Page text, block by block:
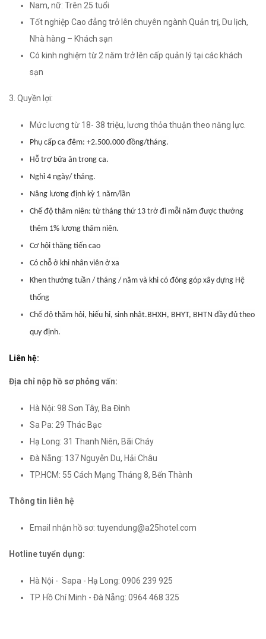
Nam, nữ: Trên 25 tuổi
Tốt nghiệp Cao đẳng trở lên chuyên ngành Quản trị, Du lịch,
Nhà hàng – Khách sạn
Có kinh nghiệm từ 2 năm trở lên cấp quản lý tại các khách
sạn
3. Quyền lợi:
Mức lương từ 18- 38 triệu, lương thỏa thuận theo năng lực.
Phụ cấp ca đêm: +2.500.000 đồng/tháng.
Hỗ trợ bữa ăn trong ca.
Nghỉ 4 ngày/ tháng.
Nâng lương định kỳ 1 năm/lần
Chế độ thâm niên: từ tháng thứ 13 trở đi mỗi năm được thưởng
thêm 1% lương thâm niên.
Cơ hội thăng tiến cao
Có chỗ ở khi nhân viên ở xa
Khen thưởng tuần / tháng / năm và khi có đóng góp xây dựng Hệ
thống
Chế độ thăm hỏi, hiếu hỉ, sinh nhật.BHXH, BHYT, BHTN đầy đủ theo
quy định.
Liên hệ:
Địa chỉ nộp hồ sơ phỏng vấn:
Hà Nội: 98 Sơn Tây, Ba Đình
Sa Pa: 29 Thác Bạc
Hạ Long: 31 Thanh Niên, Bãi Cháy
Đà Nẵng: 137 Nguyễn Du, Hải Châu
TP.HCM: 55 Cách Mạng Tháng 8, Bến Thành
Thông tin liên hệ
Email nhận hồ sơ: tuyendung@a25hotel.com
Hotline tuyển dụng:
Hà Nội - Sapa - Hạ Long: 0906 239 925
TP. Hồ Chí Minh - Đà Nẵng: 0964 468 325